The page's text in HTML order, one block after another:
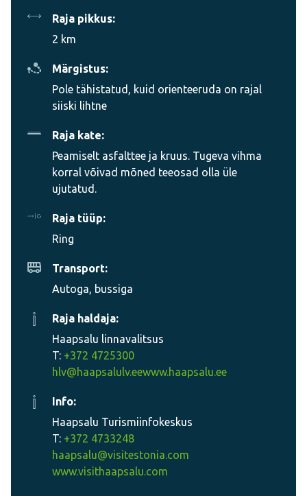
Raja pikkus:
2 km
Märgistus:
Pole tähistatud, kuid orienteeruda on rajal
siiski lihtne
Raja kate:
Peamiselt asfalttee ja kruus. Tugeva vihma
korral võivad mõned teeosad olla üle
ujutatud.
Raja tüüp:
Ring
Transport:
Autoga, bussiga
Raja haldaja:
Haapsalu linnavalitsus
T: +372 4725300
hlv@haapsalulv.eewww.haapsalu.ee
Info:
Haapsalu Turismiinfokeskus
T: +372 4733248
haapsalu@visitestonia.com
www.visithaapsalu.com